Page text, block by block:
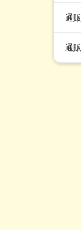
通
通